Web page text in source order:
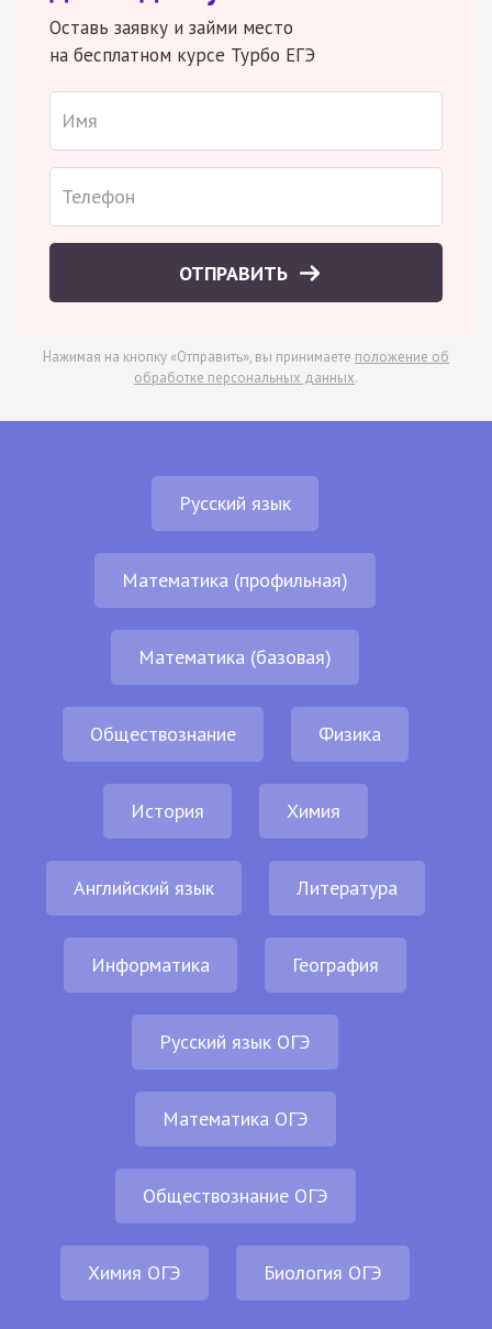
Оставь заявку и займи место
на бесплатном курсе Турбо ЕГЭ
ОТПРАВИТЬ
Нажимая на кнопку «Отправить», вы принимаете положение об
обработке персональных данных.
Русский язык
Математика (профильная)
Математика (базовая)
Обществознание Физика
История Химия
Английский язык Литература
Информатика География
Русский язык ОГЭ
Математика ОГЭ
Обществознание ОГЭ
Химия ОГЭ Биология ОГЭ